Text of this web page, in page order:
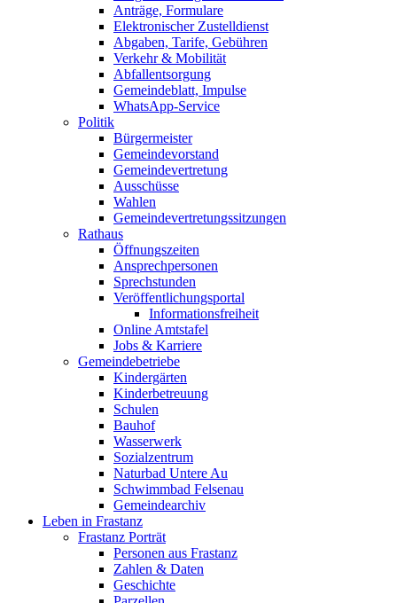
Anträge, Formulare
Elektronischer Zustelldienst
Abgaben, Tarife, Gebühren
Verkehr & Mobilität
Abfallentsorgung
Gemeindeblatt, Impulse
WhatsApp-Service
Politik
Bürgermeister
Gemeindevorstand
Gemeindevertretung
Ausschüsse
Wahlen
Gemeindevertretungssitzungen
Rathaus
Öffnungszeiten
Ansprechpersonen
Sprechstunden
Veröffentlichungsportal
Informationsfreiheit
Online Amtstafel
Jobs & Karriere
Gemeindebetriebe
Kindergärten
Kinderbetreuung
Schulen
Bauhof
Wasserwerk
Sozialzentrum
Naturbad Untere Au
Schwimmbad Felsenau
Gemeindearchiv
Leben in Frastanz
Frastanz Porträt
Personen aus Frastanz
Zahlen & Daten
Geschichte